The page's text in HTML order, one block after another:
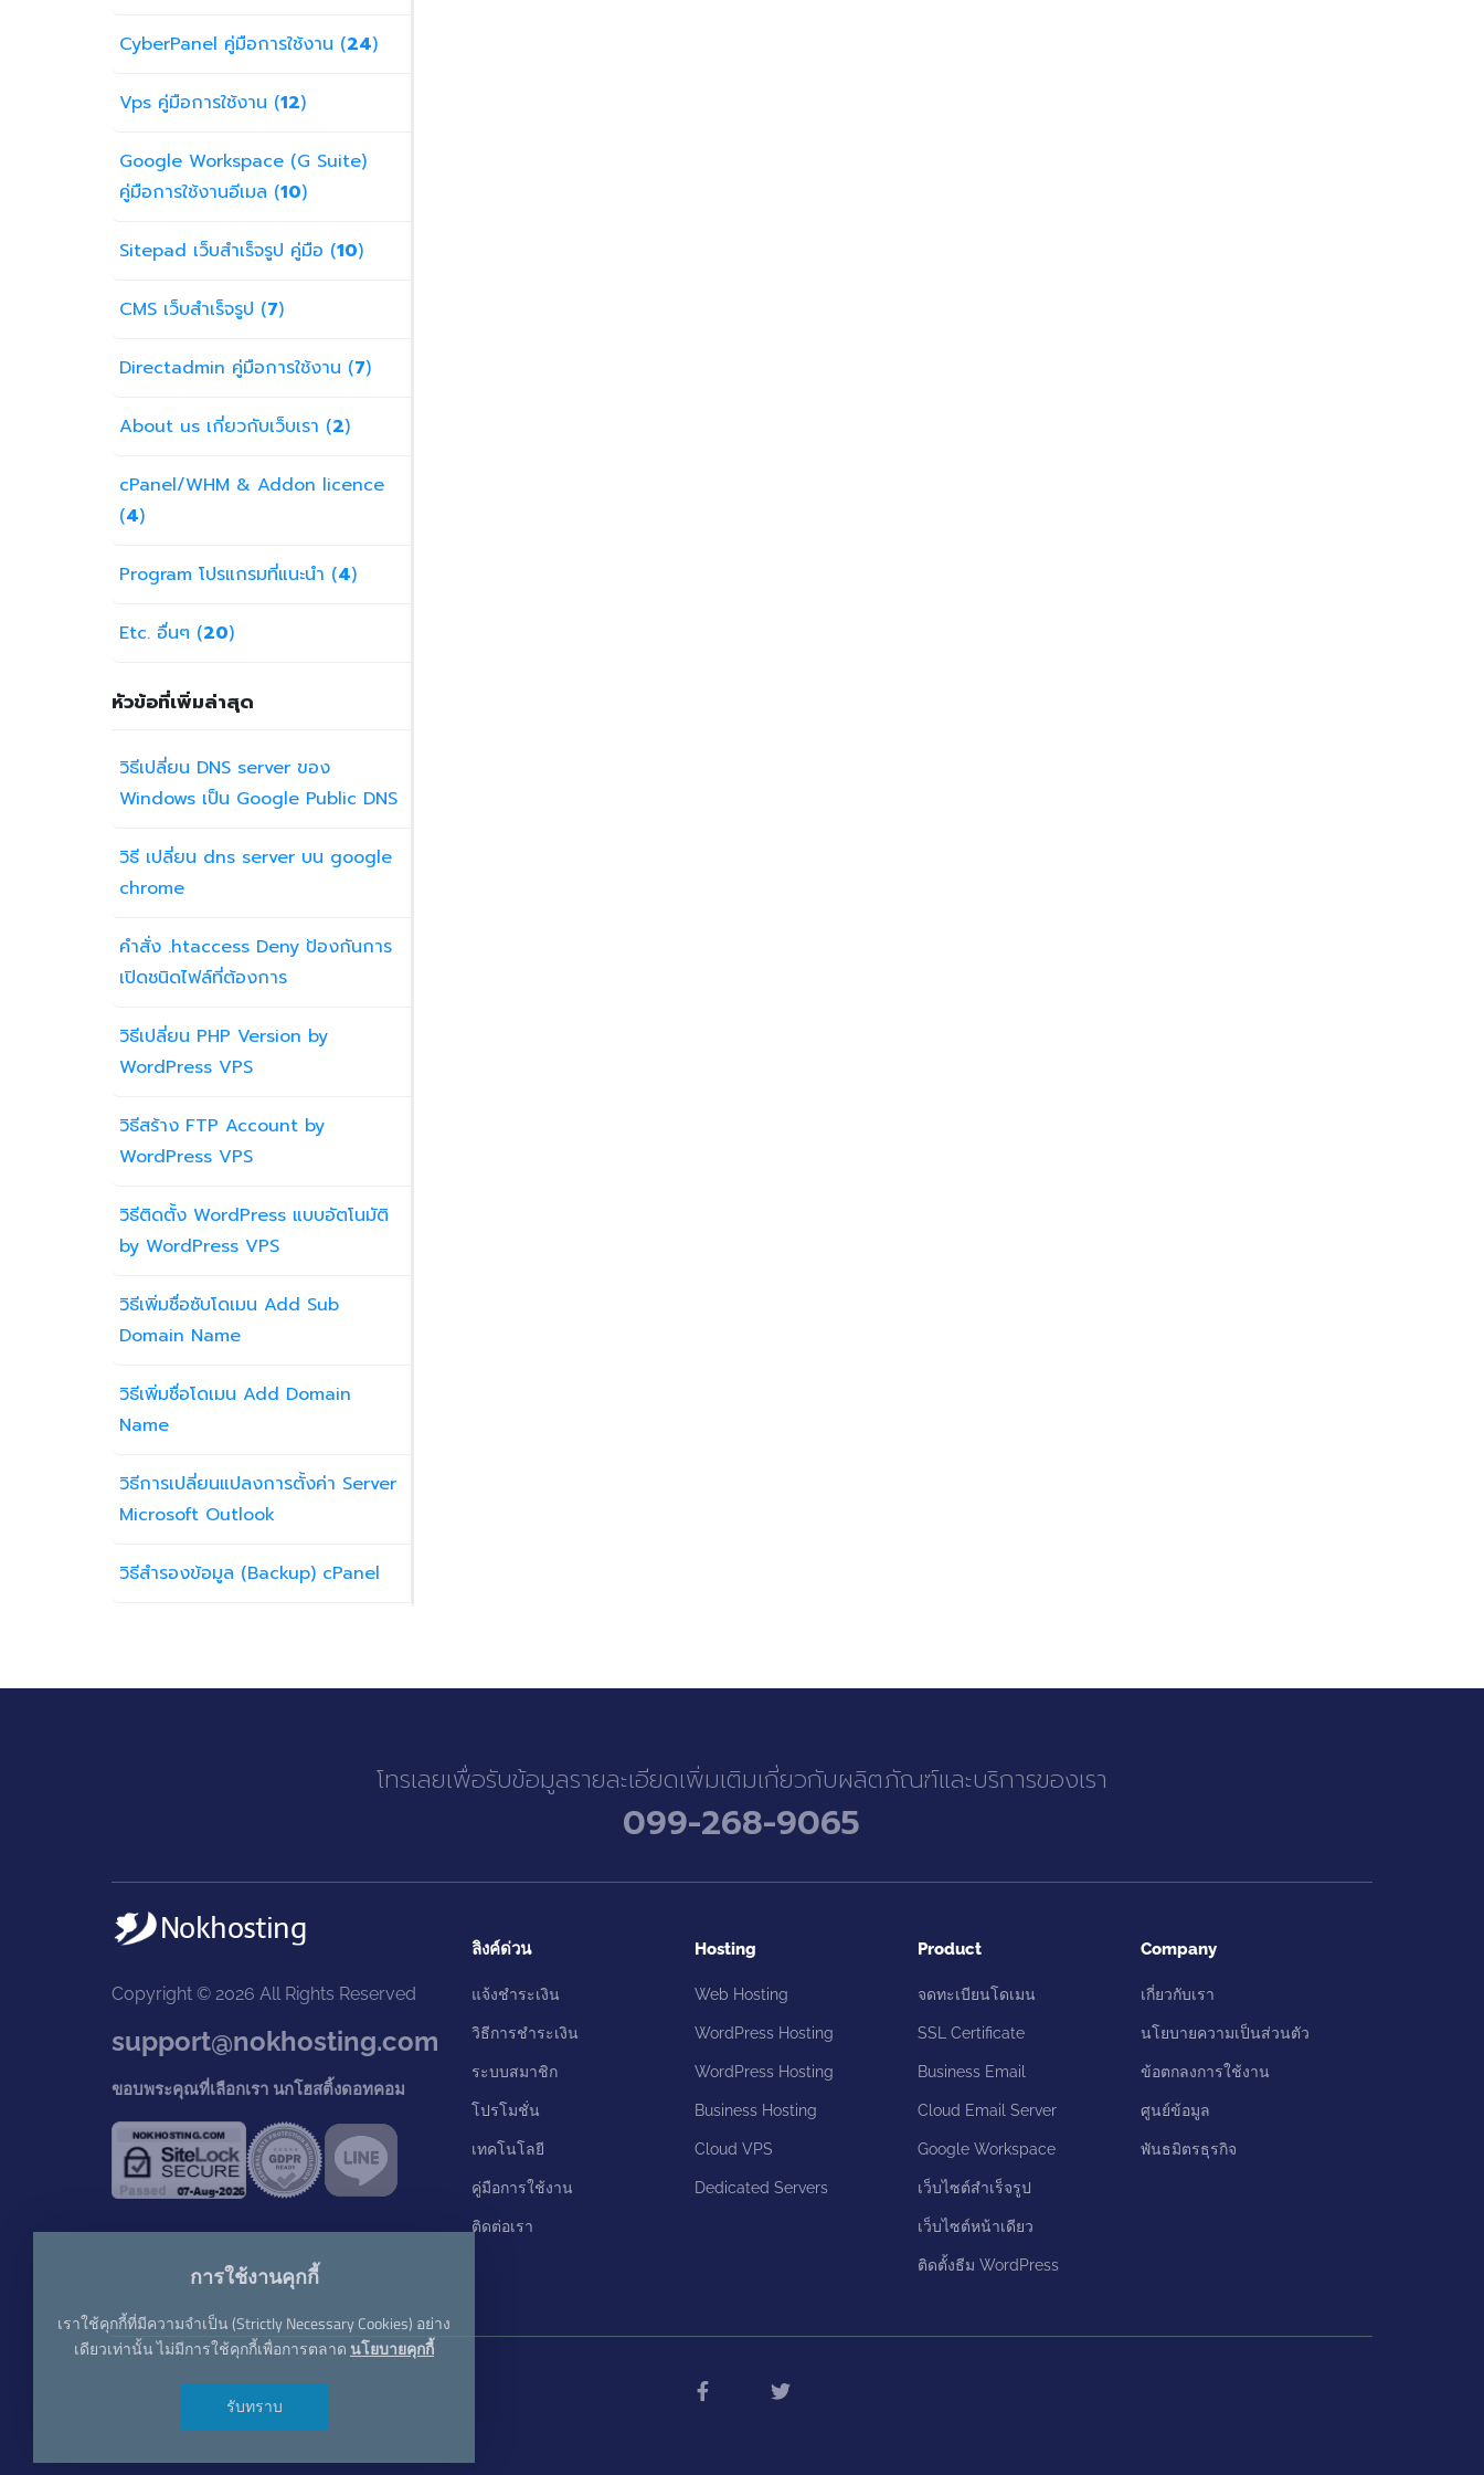
CyberPanel คู่มือการใช้งาน (24)
Vps คู่มือการใช้งาน (12)
Google Workspace (G Suite)
คู่มือการใช้งานอีเมล (10)
Sitepad เว็บสำเร็จรูป คู่มือ (10)
CMS เว็บสำเร็จรูป (7)
Directadmin คู่มือการใช้งาน (7)
About us เกี่ยวกับเว็บเรา (2)
cPanel/WHM & Addon licence
(4)
Program โปรแกรมที่แนะนำ (4)
Etc. อื่นๆ (20)
หัวข้อที่เพิ่มล่าสุด
วิธีเปลี่ยน DNS server ของ
Windows เป็น Google Public DNS
วิธี เปลี่ยน dns server บน google
chrome
คำสั่ง .htaccess Deny ป้องกันการ
เปิดชนิดไฟล์ที่ต้องการ
วิธีเปลี่ยน PHP Version by
WordPress VPS
วิธีสร้าง FTP Account by
WordPress VPS
วิธีติดตั้ง WordPress แบบอัตโนมัติ
by WordPress VPS
วิธีเพิ่มชื่อซับโดเมน Add Sub
Domain Name
วิธีเพิ่มชื่อโดเมน Add Domain
Name
วิธีการเปลี่ยนแปลงการตั้งค่า Server
Microsoft Outlook
วิธีสำรองข้อมูล (Backup) cPanel
โทรเลยเพื่อรับข้อมูลรายละเอียดเพิ่มเติมเกี่ยวกับผลิตภัณฑ์และบริการของเรา
099-268-9065
Copyright © 2026 All Rights Reserved
support@nokhosting.com
ขอบพระคุณที่เลือกเรา นกโฮสติ้งดอทคอม
ลิงค์ด่วน
แจ้งชำระเงิน
วิธีการชำระเงิน
ระบบสมาชิก
โปรโมชั่น
เทคโนโลยี
คู่มือการใช้งาน
ติดต่อเรา
Hosting
Web Hosting
WordPress Hosting
WordPress Hosting
Business Hosting
Cloud VPS
Dedicated Servers
Product
จดทะเบียนโดเมน
SSL Certificate
Business Email
Cloud Email Server
Google Workspace
เว็บไซต์สำเร็จรูป
เว็บไซต์หน้าเดียว
ติดตั้งธีม WordPress
Company
เกี่ยวกับเรา
นโยบายความเป็นส่วนตัว
ข้อตกลงการใช้งาน
ศูนย์ข้อมูล
พันธมิตรธุรกิจ
การใช้งานคุกกี้
เราใช้คุกกี้ที่มีความจำเป็น (Strictly Necessary Cookies) อย่าง
เดียวเท่านั้น ไม่มีการใช้คุกกี้เพื่อการตลาด นโยบายคุกกี้
รับทราบ